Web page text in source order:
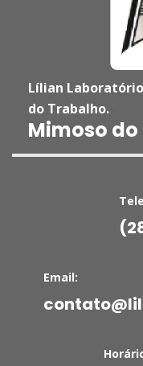
Lílian
do Trabalho.
Mimoso do
Email: